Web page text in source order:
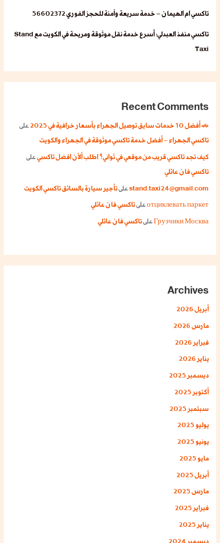
تاكسي ام الهيمان – خدمة سريعة وآمنة للحجز الفوري 56602372
تاكسي منفذ العبدلي: أسرع خدمة نقل موثوقة ومريحة في الكويت مع Stand
Taxi
Recent Comments
🚗 أفضل 10 خدمات سايق توصيل الجهراء بأسعار خرافية في 2025 على
تاكسي الجهراء – أفضل خدمة تاكسي موثوقة في الجهراء والكويت
كيف تجد تاكسي قريب من موقعي في ثواني؟ اطلب ألأن افضل تاكسيعلى
تاكسي فان عائلي
stand.taxi24@gmail.comعلىتأجير سيارة بالسائق تاكسي الكويت
отциклевать паркетعلىتاكسي فان عائلي
Грузчики Москваعلىتاكسي فان عائلي
Archives
أبريل 2026
مارس 2026
فبراير 2026
يناير 2026
ديسمبر 2025
أكتوبر 2025
سبتمبر 2025
يوليو 2025
يونيو 2025
مايو 2025
أبريل 2025
مارس 2025
فبراير 2025
يناير 2025
ديسمبر 2024